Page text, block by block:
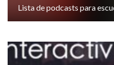
Lista de podcasts para